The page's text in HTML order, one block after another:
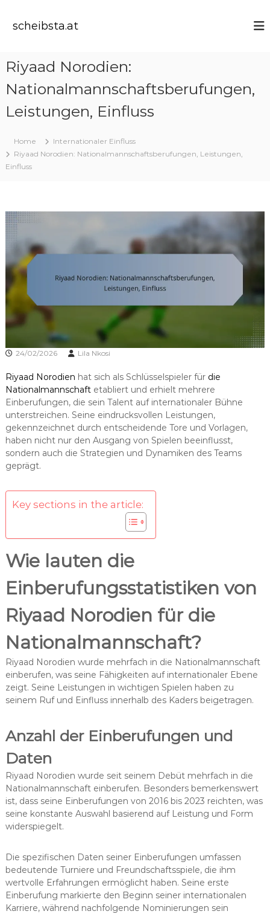
scheibsta.at
Riyaad Norodien:
Nationalmannschaftsberufungen,
Leistungen, Einfluss
Home
Internationaler Einfluss
Riyaad Norodien: Nationalmannschaftsberufungen, Leistungen,
Einfluss
24/02/2026 Lila Nkosi
Riyaad Norodien hat sich als Schlüsselspieler für die
Nationalmannschaftetabliert und erhielt mehrere
Einberufungen, die sein Talent auf internationaler Bühne
unterstreichen. Seine eindrucksvollen Leistungen,
gekennzeichnet durch entscheidende Tore und Vorlagen,
haben nicht nur den Ausgang von Spielen beeinflusst,
sondern auch die Strategien und Dynamiken des Teams
geprägt.
Key sections in the article:
Wie lauten die
Einberufungsstatistiken von
Riyaad Norodien für die
Nationalmannschaft?
Riyaad Norodien wurde mehrfach in die Nationalmannschaft
einberufen, was seine Fähigkeiten auf internationaler Ebene
zeigt. Seine Leistungen in wichtigen Spielen haben zu
seinem Ruf und Einfluss innerhalb des Kaders beigetragen.
Anzahl der Einberufungen und
Daten
Riyaad Norodien wurde seit seinem Debüt mehrfach in die
Nationalmannschaft einberufen. Besonders bemerkenswert
ist, dass seine Einberufungen von 2016 bis 2023 reichten, was
seine konstante Auswahl basierend auf Leistung und Form
widerspiegelt.
Die spezifischen Daten seiner Einberufungen umfassen
bedeutende Turniere und Freundschaftsspiele, die ihm
wertvolle Erfahrungen ermöglicht haben. Seine erste
Einberufung markierte den Beginn seiner internationalen
Karriere, während nachfolgende Nominierungen sein